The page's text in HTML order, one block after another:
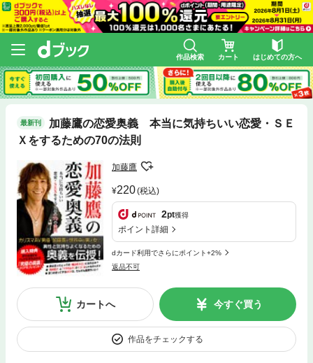
作品検索 カート はじめての方へ
最新刊
加藤鷹の恋愛奥義 本当に気持ちいい恋愛・ＳＥ
Ｘをするための70の法則
加藤鷹
220(税込)
2pt獲得
ポイント詳細
dカード利用でさらにポイント+2%
返品不可
カートへ 今すぐ買う
作品をチェックする